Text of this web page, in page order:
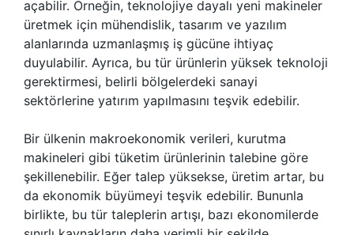
açabilir. Örneğin, teknolojiye dayalı yeni makineler
üretmek için mühendislik, tasarım ve yazılım
alanlarında uzmanlaşmış iş gücüne ihtiyaç
duyulabilir. Ayrıca, bu tür ürünlerin yüksek teknoloji
gerektirmesi, belirli bölgelerdeki sanayi
sektörlerine yatırım yapılmasını teşvik edebilir.
Bir ülkenin makroekonomik verileri, kurutma
makineleri gibi tüketim ürünlerinin talebine göre
şekillenebilir. Eğer talep yüksekse, üretim artar, bu
da ekonomik büyümeyi teşvik edebilir. Bununla
birlikte, bu tür taleplerin artışı, bazı ekonomilerde